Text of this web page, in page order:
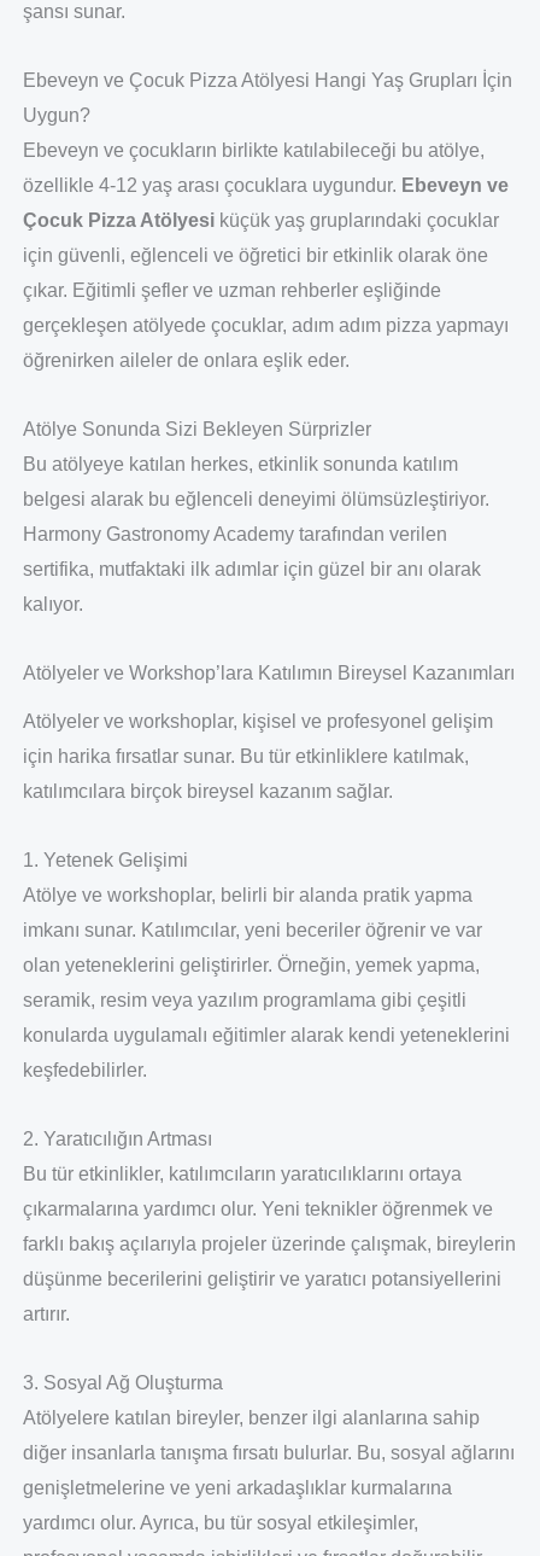
şansı sunar.
Ebeveyn ve Çocuk Pizza Atölyesi Hangi Yaş Grupları İçin
Uygun?
Ebeveyn ve çocukların birlikte katılabileceği bu atölye,
özellikle 4-12 yaş arası çocuklara uygundur. Ebeveyn ve
Çocuk Pizza Atölyesiküçük yaş gruplarındaki çocuklar
için güvenli, eğlenceli ve öğretici bir etkinlik olarak öne
çıkar. Eğitimli şefler ve uzman rehberler eşliğinde
gerçekleşen atölyede çocuklar, adım adım pizza yapmayı
öğrenirken aileler de onlara eşlik eder.
Atölye Sonunda Sizi Bekleyen Sürprizler
Bu atölyeye katılan herkes, etkinlik sonunda katılım
belgesi alarak bu eğlenceli deneyimi ölümsüzleştiriyor.
Harmony Gastronomy Academy tarafından verilen
sertifika, mutfaktaki ilk adımlar için güzel bir anı olarak
kalıyor.
Atölyeler ve Workshop’lara Katılımın Bireysel Kazanımları
Atölyeler ve workshoplar, kişisel ve profesyonel gelişim
için harika fırsatlar sunar. Bu tür etkinliklere katılmak,
katılımcılara birçok bireysel kazanım sağlar.
1. Yetenek Gelişimi
Atölye ve workshoplar, belirli bir alanda pratik yapma
imkanı sunar. Katılımcılar, yeni beceriler öğrenir ve var
olan yeteneklerini geliştirirler. Örneğin, yemek yapma,
seramik, resim veya yazılım programlama gibi çeşitli
konularda uygulamalı eğitimler alarak kendi yeteneklerini
keşfedebilirler.
2. Yaratıcılığın Artması
Bu tür etkinlikler, katılımcıların yaratıcılıklarını ortaya
çıkarmalarına yardımcı olur. Yeni teknikler öğrenmek ve
farklı bakış açılarıyla projeler üzerinde çalışmak, bireylerin
düşünme becerilerini geliştirir ve yaratıcı potansiyellerini
artırır.
3. Sosyal Ağ Oluşturma
Atölyelere katılan bireyler, benzer ilgi alanlarına sahip
diğer insanlarla tanışma fırsatı bulurlar. Bu, sosyal ağlarını
genişletmelerine ve yeni arkadaşlıklar kurmalarına
yardımcı olur. Ayrıca, bu tür sosyal etkileşimler,